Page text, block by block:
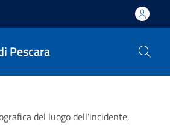
Pescara
del luogo dell'incidente,